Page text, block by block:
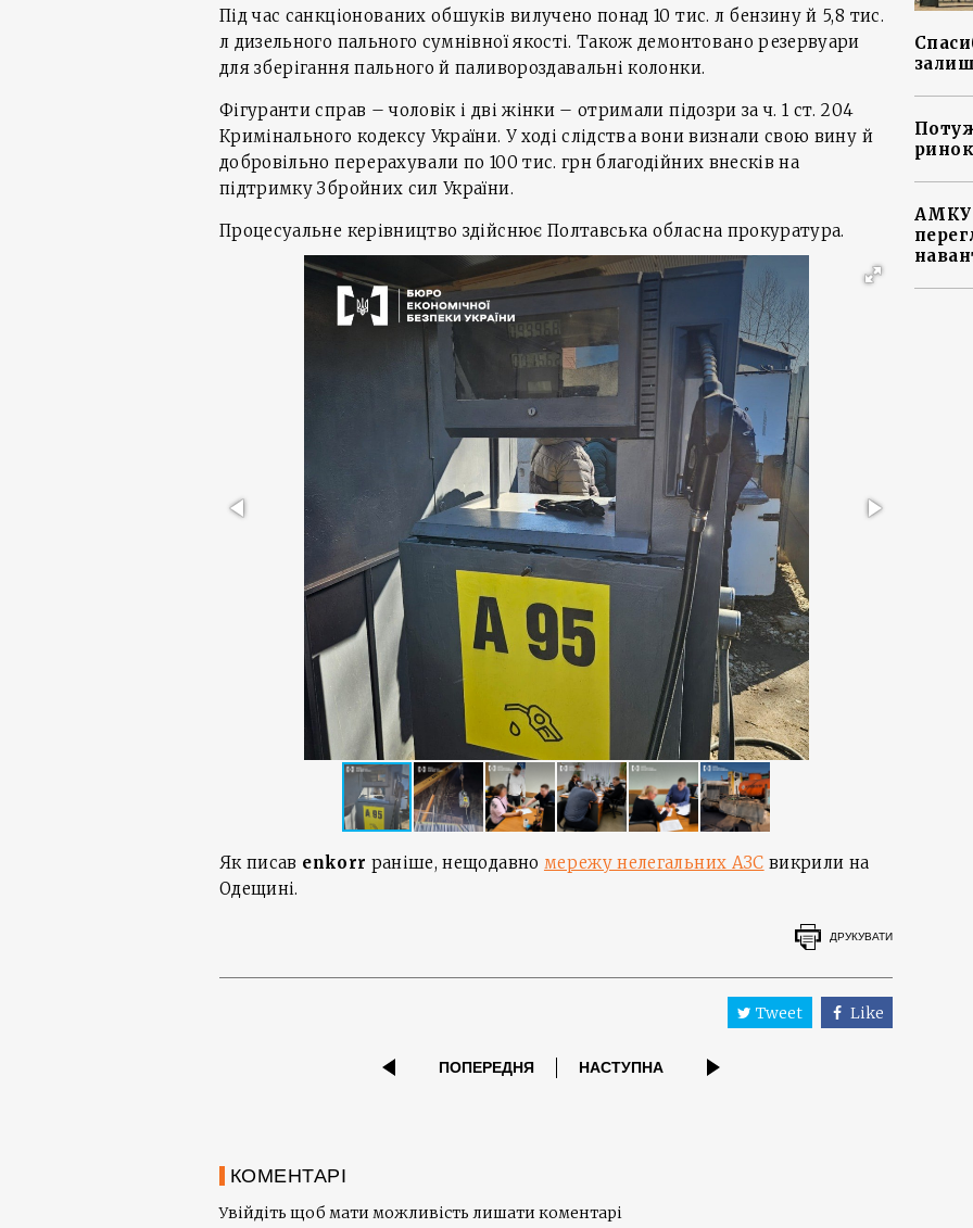
Під час санкціонованих обшуків вилучено понад 10 тис. л бензину й 5,8 тис.
л дизельного пального сумнівної якості. Також демонтовано резервуари
для зберігання пального й паливороздавальні колонки.
Фігуранти справ – чоловік і дві жінки – отримали підозри за ч. 1 ст. 204
Кримінального кодексу України. У ході слідства вони визнали свою вину й
добровільно перерахували по 100 тис. грн благодійних внесків на
підтримку Збройних сил України.
Процесуальне керівництво здійснює Полтавська обласна прокуратура.
Як писав enkorr раніше, нещодавно мережу нелегальних АЗС викрили на
Одещині.
ДРУКУВАТИ
Tweet Like
ПОПЕРЕДНЯ НАСТУПНА
КОМЕНТАРІ
Увійдіть щоб мати можливість лишати коментарі
АМКУ